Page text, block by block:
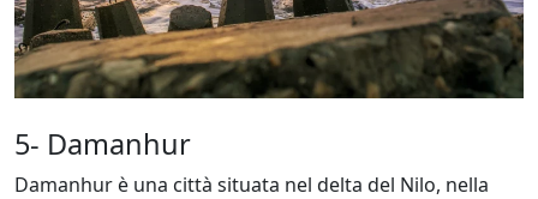
5- Damanhur
Damanhur è una città situata nel delta del Nilo, nella